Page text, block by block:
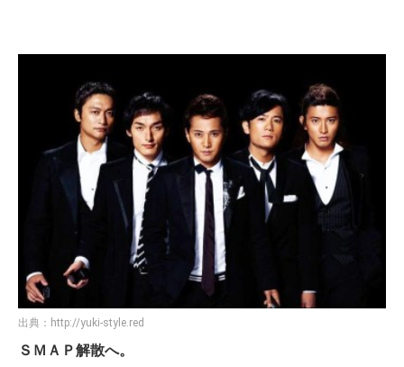
出典： http://yuki-style.red
ＳＭＡＰ解散へ。